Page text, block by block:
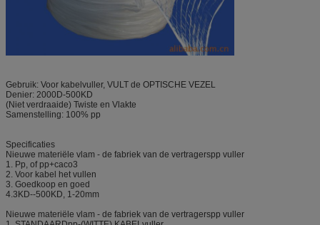
Gebruik: Voor kabelvuller, VULT de OPTISCHE VEZEL
Denier: 2000D-500KD
(Niet verdraaide) Twiste en Vlakte
Samenstelling: 100% pp
Specificaties
Nieuwe materiële vlam - de fabriek van de vertragerspp vuller
1. Pp, of pp+caco3
2. Voor kabel het vullen
3. Goedkoop en goed
4.3KD--500KD, 1-20mm
Nieuwe materiële vlam - de fabriek van de vertragerspp vuller